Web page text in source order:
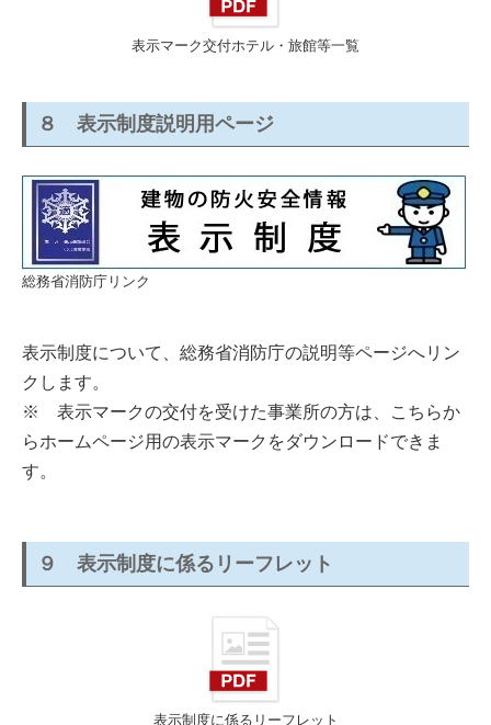
表示マーク交付ホテル・旅館等一覧
８ 表示制度説明用ページ
総務省消防庁リンク
表示制度について、総務省消防庁の説明等ページへリン
クします。
※ 表示マークの交付を受けた事業所の方は、こちらか
らホームページ用の表示マークをダウンロードできま
す。
９ 表示制度に係るリーフレット
表示制度に係るリーフレット